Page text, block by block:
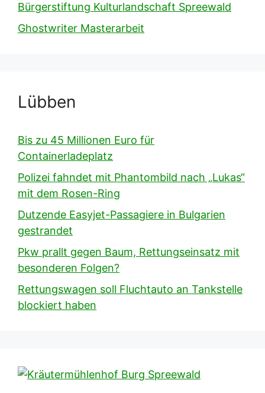
Bürgerstiftung Kulturlandschaft Spreewald
Ghostwriter Masterarbeit
Lübben
Bis zu 45 Millionen Euro für
Containerladeplatz
Polizei fahndet mit Phantombild nach „Lukas“
mit dem Rosen-Ring
Dutzende Easyjet-Passagiere in Bulgarien
gestrandet
Pkw prallt gegen Baum, Rettungseinsatz mit
besonderen Folgen?
Rettungswagen soll Fluchtauto an Tankstelle
blockiert haben